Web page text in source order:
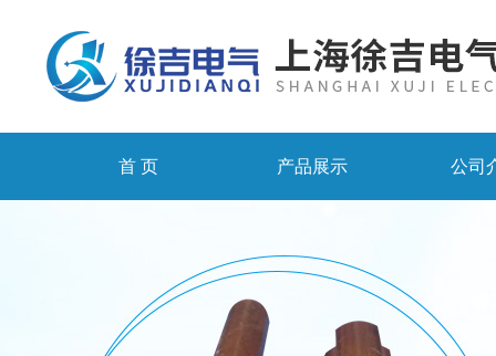
首 页 产品展示 公司